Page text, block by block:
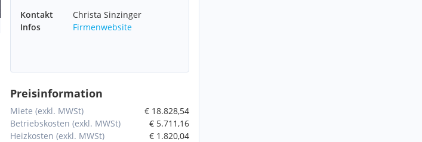
Kontakt
Christa Sinzinger
Infos
Firmenwebsite
Preisinformation
Miete (exkl. MWSt)
€ 18.828,54
Betriebskosten (exkl. MWSt)
€ 5.711,16
Heizkosten (exkl. MWSt)
€ 1.820,04